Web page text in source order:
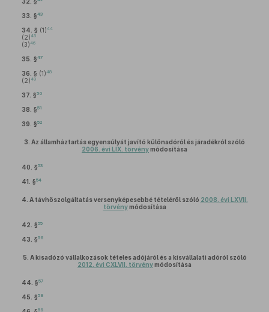
33. §43
34. § (1)44
(2)45
(3)46
35. §47
36. § (1)48
(2)49
37. §50
38. §51
39. §52
3. Az államháztartás egyensúlyát javító különadóról és járadékról szóló
2006. évi LIX. törvénymódosítása
40. §53
41. §54
4. A távhőszolgáltatás versenyképesebbé tételéről szóló 2008. évi LXVII.
törvénymódosítása
42. §55
43. §56
5. A kisadózó vállalkozások tételes adójáról és a kisvállalati adóról szóló
2012. évi CXLVII. törvénymódosítása
44. §57
45. §58
59